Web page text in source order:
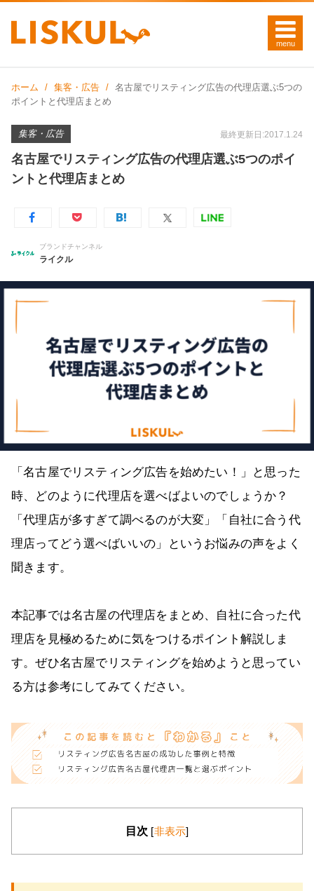
ホーム 集客・広告
名古屋でリスティング広告の代理店選ぶ5つの
ポイントと代理店まとめ
集客・広告 最終更新日:2017.1.24
名古屋でリスティング広告の代理店選ぶ5つのポイ
ントと代理店まとめ
ブランドチャンネル
ライクル
「名古屋でリスティング広告を始めたい！」と思った
時、どのように代理店を選べばよいのでしょうか？
「代理店が多すぎて調べるのが大変」「自社に合う代
理店ってどう選べばいいの」というお悩みの声をよく
聞きます。
本記事では名古屋の代理店をまとめ、自社に合った代
理店を見極めるために気をつけるポイント解説しま
す。ぜひ名古屋でリスティングを始めようと思ってい
る方は参考にしてみてください。
目次 [非表示]